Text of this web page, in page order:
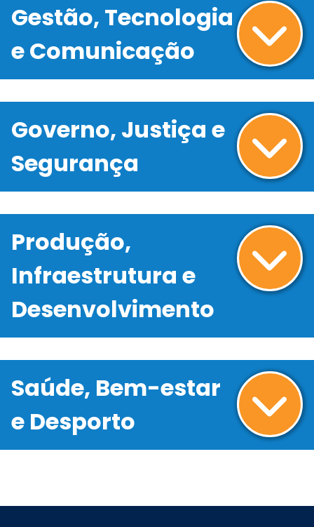
Gestão, Tecnologia
e Comunicação
Governo, Justiça e
Segurança
Produção,
Infraestrutura e
Desenvolvimento
Saúde, Bem-estar
e Desporto